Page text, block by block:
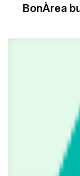
BonÀrea